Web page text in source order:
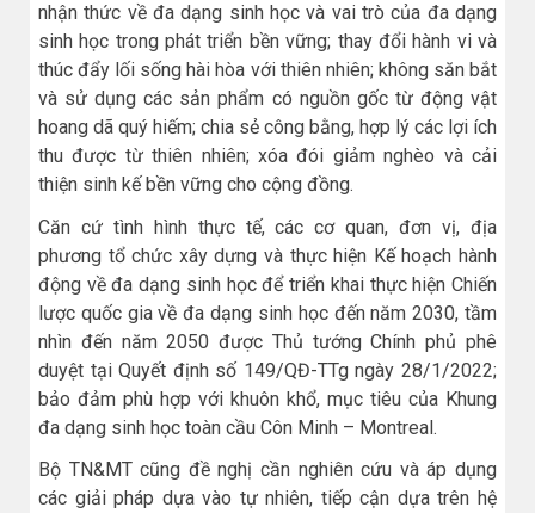
nhận thức về đa dạng sinh học và vai trò của đa dạng
sinh học trong phát triển bền vững; thay đổi hành vi và
thúc đẩy lối sống hài hòa với thiên nhiên; không săn bắt
và sử dụng các sản phẩm có nguồn gốc từ động vật
hoang dã quý hiếm; chia sẻ công bằng, hợp lý các lợi ích
thu được từ thiên nhiên; xóa đói giảm nghèo và cải
thiện sinh kế bền vững cho cộng đồng.
Căn cứ tình hình thực tế, các cơ quan, đơn vị, địa
phương tổ chức xây dựng và thực hiện Kế hoạch hành
động về đa dạng sinh học để triển khai thực hiện Chiến
lược quốc gia về đa dạng sinh học đến năm 2030, tầm
nhìn đến năm 2050 được Thủ tướng Chính phủ phê
duyệt tại Quyết định số 149/QĐ-TTg ngày 28/1/2022;
bảo đảm phù hợp với khuôn khổ, mục tiêu của Khung
đa dạng sinh học toàn cầu Côn Minh – Montreal.
Bộ TN&MT cũng đề nghị cần nghiên cứu và áp dụng
các giải pháp dựa vào tự nhiên, tiếp cận dựa trên hệ